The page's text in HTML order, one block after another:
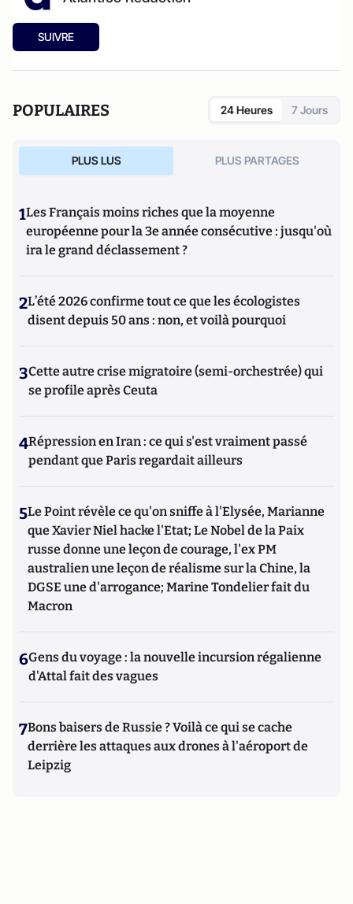
SUIVRE
POPULAIRES 24 Heures 7 Jours
PLUS LUS PLUS PARTAGES
1Les Français moins riches que la moyenne
européenne pour la 3e année consécutive : jusqu'où
ira le grand déclassement ?
2L’été 2026 confirme tout ce que les écologistes
disent depuis 50 ans : non, et voilà pourquoi
3Cette autre crise migratoire (semi-orchestrée) qui
se profile après Ceuta
4Répression en Iran : ce qui s'est vraiment passé
pendant que Paris regardait ailleurs
5Le Point révèle ce qu'on sniffe à l'Elysée, Marianne
que Xavier Niel hacke l'Etat; Le Nobel de la Paix
russe donne une leçon de courage, l'ex PM
australien une leçon de réalisme sur la Chine, la
DGSE une d'arrogance; Marine Tondelier fait du
Macron
6Gens du voyage : la nouvelle incursion régalienne
d'Attal fait des vagues
7Bons baisers de Russie ? Voilà ce qui se cache
derrière les attaques aux drones à l'aéroport de
Leipzig